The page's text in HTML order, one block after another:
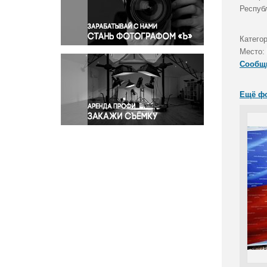
Правосудие
Происшествия и конфликты
Религия
Светская жизнь
Спорт
Экология
Экономика и бизнес
Место:
Ещё